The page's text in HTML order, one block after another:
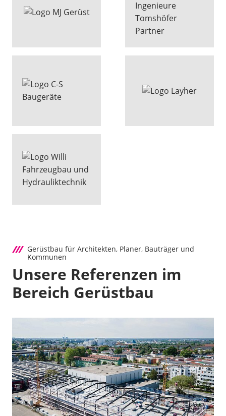
Gerüstbau für Architekten, Planer, Bauträger und
Kommunen
Unsere Referenzen im
Bereich Gerüstbau